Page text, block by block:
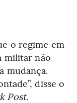
o regime em
militar não
mudança.
disse o
Post.